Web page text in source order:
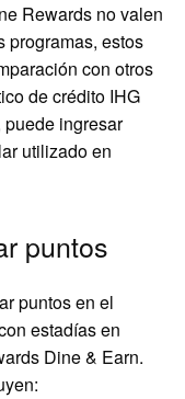
Rewards no valen
programas, estos
con otros
de crédito IHG
ingresar
utilizado en
puntos
puntos en el
estadías en
Dine & Earn.